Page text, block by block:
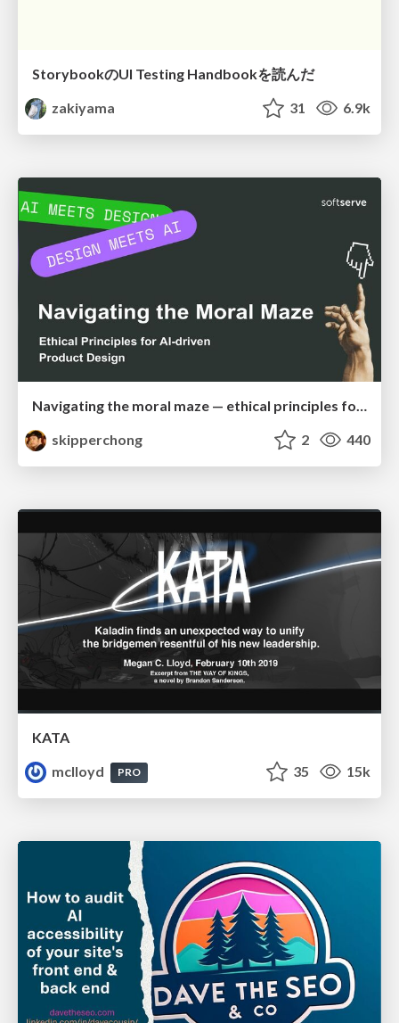
StorybookのUI Testing Handbookを読んだ
zakiyama
31 6.9k
Navigating the moral maze — ethical principles for Al-driven product design
skipperchong
2 440
KATA
mclloyd
PRO 35 15k